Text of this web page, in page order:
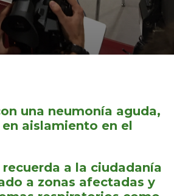
una neumonía aguda,
aislamiento en el
a la ciudadanía
a zonas afectadas y